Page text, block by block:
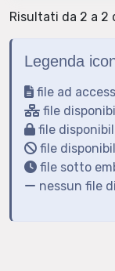
Risultati da 2 a 2
Legenda
file ad
file
file
file
file sotto
nessun file